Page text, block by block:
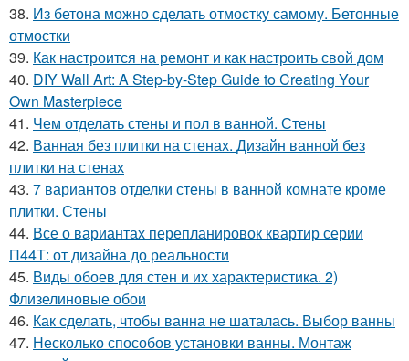
38. Из бетона можно сделать отмостку самому. Бетонные
отмостки
39. Как настроится на ремонт и как настроить свой дом
40. DIY Wall Art: A Step-by-Step Guide to Creating Your
Own Masterpiece
41. Чем отделать стены и пол в ванной. Стены
42. Ванная без плитки на стенах. Дизайн ванной без
плитки на стенах
43. 7 вариантов отделки стены в ванной комнате кроме
плитки. Стены
44. Все о вариантах перепланировок квартир серии
П44Т: от дизайна до реальности
45. Виды обоев для стен и их характеристика. 2)
Флизелиновые обои
46. Как сделать, чтобы ванна не шаталась. Выбор ванны
47. Несколько способов установки ванны. Монтаж